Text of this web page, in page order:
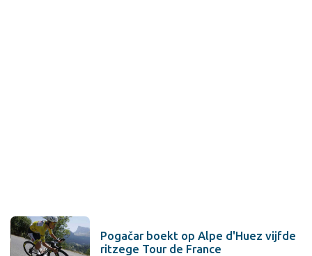
Pogačar boekt op Alpe d'Huez vijfde
ritzege Tour de France